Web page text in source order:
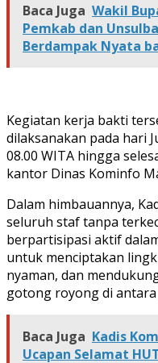
Baca Juga Wakil
Pemkab dan
Berdampak Nyata
Kegiatan kerja bakti
dilaksanakan pada hari
08.00 WITA hingga
kantor Dinas Kominfo
Dalam himbauannya,
seluruh staf tanpa
berpartisipasi aktif
untuk menciptakan
nyaman, dan
gotong royong di antara
Baca Juga Kadis
Ucapan Selamat